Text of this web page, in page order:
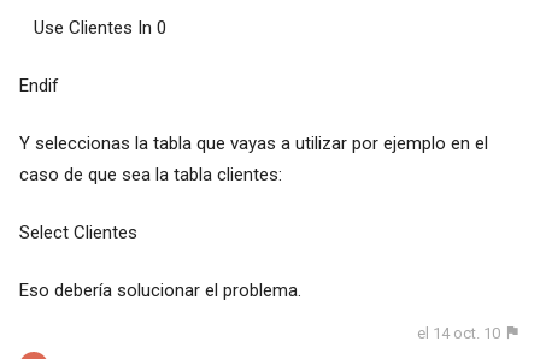
Use Clientes In 0
Endif
Y seleccionas la tabla que vayas a utilizar por ejemplo en el
caso de que sea la tabla clientes:
Select Clientes
Eso debería solucionar el problema.
el 14 oct. 10